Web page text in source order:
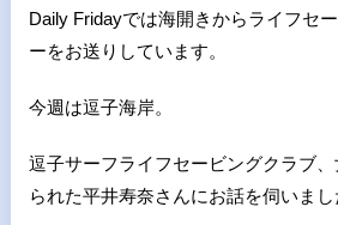
Daily Fridayでは海開きからライフセ
ーをお送りしています。
今週は逗子海岸。
逗子サーフライフセービングクラブ
られた平井寿奈さんにお話を伺いまし